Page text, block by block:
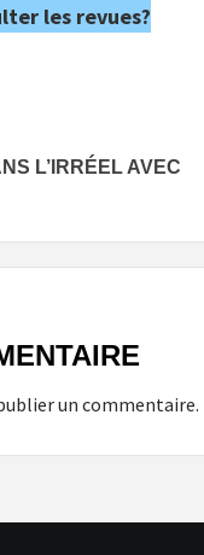
les revues?
L’IRRÉEL AVEC
un commentaire.